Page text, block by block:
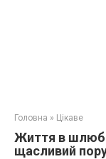
Головна » Цікаве
Життя в
щасливий